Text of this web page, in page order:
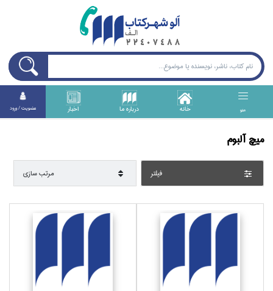
منو خانه درباره ما اخبار عضويت / ورود
ميچ آلبوم
فيلتر مرتب سازي